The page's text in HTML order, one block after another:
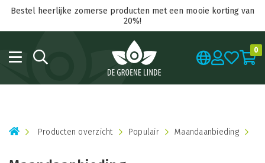
Bestel heerlijke zomerse producten met een mooie korting van
20%!
0
Producten overzicht Populair Maandaanbieding